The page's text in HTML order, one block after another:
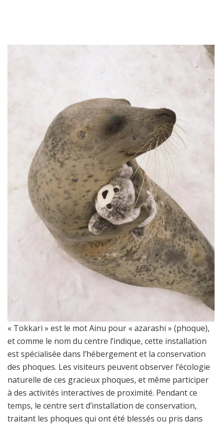
« Tokkari » est le mot Ainu pour « azarashi » (phoque),
et comme le nom du centre l’indique, cette installation
est spécialisée dans l’hébergement et la conservation
des phoques. Les visiteurs peuvent observer l’écologie
naturelle de ces gracieux phoques, et même participer
à des activités interactives de proximité. Pendant ce
temps, le centre sert d’installation de conservation,
traitant les phoques qui ont été blessés ou pris dans